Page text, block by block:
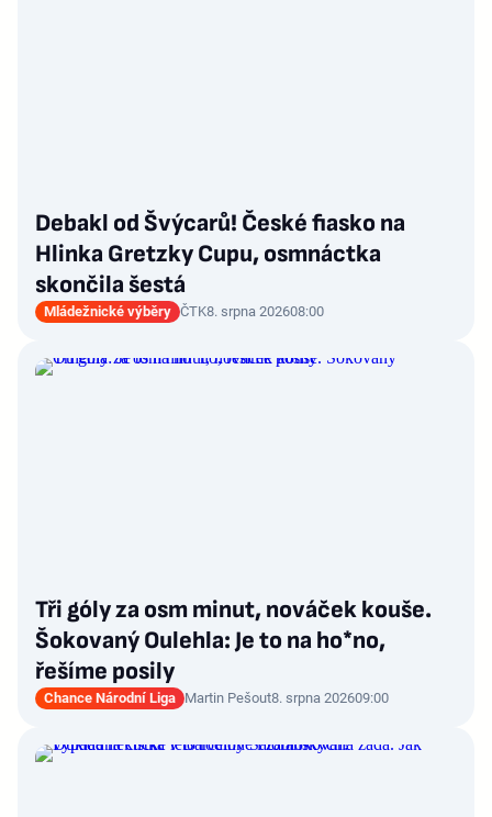
Debakl od Švýcarů! České fiasko na
Hlinka Gretzky Cupu, osmnáctka
skončila šestá
Mládežnické výběry ČTK8. srpna 202608:00
Tři góly za osm minut, nováček kouše.
Šokovaný Oulehla: Je to na ho*no,
řešíme posily
Chance Národní Liga Martin Pešout8. srpna 202609:00